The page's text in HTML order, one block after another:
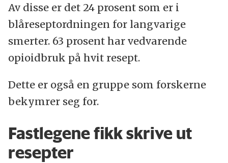
Av disse er det 24 prosent som er i
blåreseptordningen for langvarige
smerter. 63 prosent har vedvarende
opioidbruk på hvit resept.
Dette er også en gruppe som forskerne
bekymrer seg for.
Fastlegene fikk skrive ut
resepter